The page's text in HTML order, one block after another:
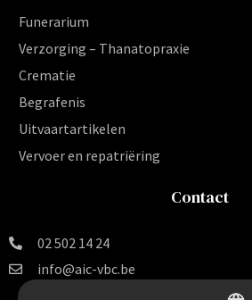
Funerarium
Verzorging – Thanatopraxie
Crematie
Begrafenis
Uitvaartartikelen
Vervoer en repatriëring
Contact
02 502 14 24
info@aic-vbc.be